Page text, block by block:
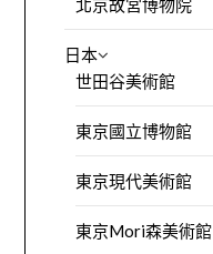
北京故宮博物院
日本
世田谷美術館
東京國立博物館
東京現代美術館
東京Mori森美術館